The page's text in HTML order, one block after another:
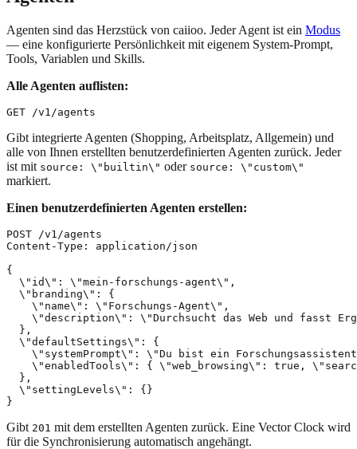
Agenten sind das Herzstück von caiioo. Jeder Agent ist ein Modus
— eine konfigurierte Persönlichkeit mit eigenem System-Prompt,
Tools, Variablen und Skills.
Alle Agenten auflisten:
Gibt integrierte Agenten (Shopping, Arbeitsplatz, Allgemein) und
alle von Ihnen erstellten benutzerdefinierten Agenten zurück. Jeder
ist mit source: \"builtin\" oder source: \"custom\"
markiert.
Einen benutzerdefinierten Agenten erstellen:
POST /v1/agents
Content-Type: application/json
{
  \"id\": \"mein-forschungs-agent\",
  \"branding\": {
    \"name\": \"Forschungs-Agent\",
\"description\": \"Durchsucht das Web und fasst
  },
  \"defaultSettings\": {
\"systemPrompt\": \"Du bist ein
\"enabledTools\": { \"web_browsing\": true,
  },
  \"settingLevels\": {}
Gibt 201 mit dem erstellten Agenten zurück. Eine Vector Clock wird
für die Synchronisierung automatisch angehängt.